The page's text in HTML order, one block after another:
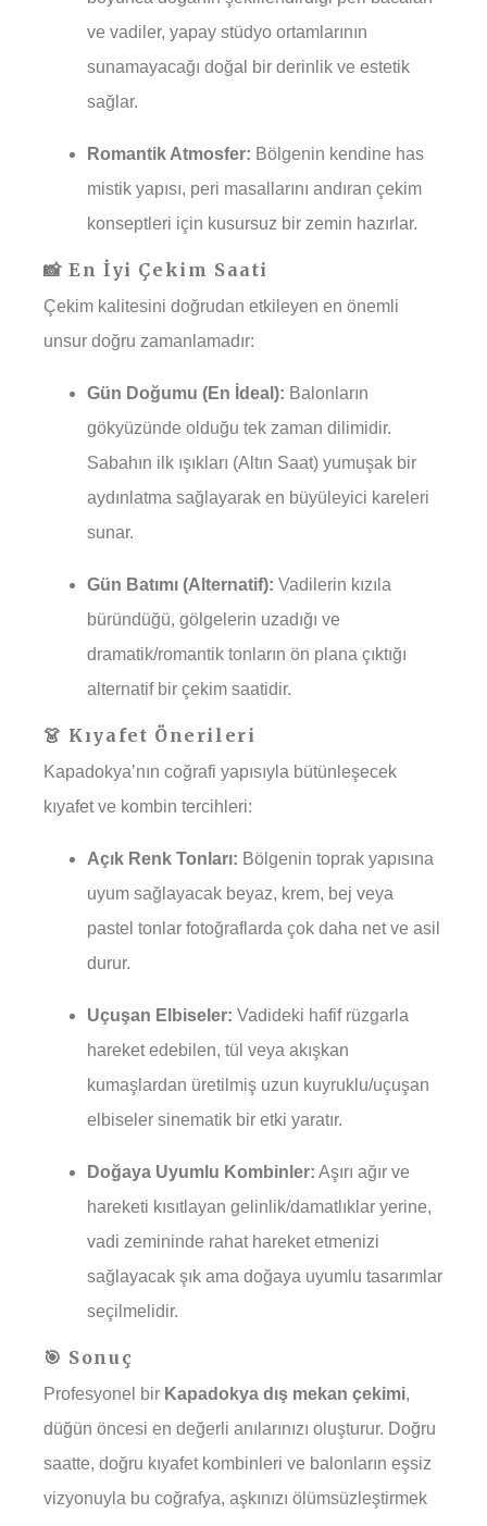
ve vadiler, yapay stüdyo ortamlarının
sunamayacağı doğal bir derinlik ve estetik
sağlar.
Romantik Atmosfer: Bölgenin kendine has
mistik yapısı, peri masallarını andıran çekim
konseptleri için kusursuz bir zemin hazırlar.
📸 En İyi Çekim Saati
Çekim kalitesini doğrudan etkileyen en önemli
unsur doğru zamanlamadır:
Gün Doğumu (En İdeal): Balonların
gökyüzünde olduğu tek zaman dilimidir.
Sabahın ilk ışıkları (Altın Saat) yumuşak bir
aydınlatma sağlayarak en büyüleyici kareleri
sunar.
Gün Batımı (Alternatif): Vadilerin kızıla
büründüğü, gölgelerin uzadığı ve
dramatik/romantik tonların ön plana çıktığı
alternatif bir çekim saatidir.
👗 Kıyafet Önerileri
Kapadokya’nın coğrafi yapısıyla bütünleşecek
kıyafet ve kombin tercihleri:
Açık Renk Tonları: Bölgenin toprak yapısına
uyum sağlayacak beyaz, krem, bej veya
pastel tonlar fotoğraflarda çok daha net ve asil
durur.
Uçuşan Elbiseler: Vadideki hafif rüzgarla
hareket edebilen, tül veya akışkan
kumaşlardan üretilmiş uzun kuyruklu/uçuşan
elbiseler sinematik bir etki yaratır.
Doğaya Uyumlu Kombinler: Aşırı ağır ve
hareketi kısıtlayan gelinlik/damatlıklar yerine,
vadi zemininde rahat hareket etmenizi
sağlayacak şık ama doğaya uyumlu tasarımlar
seçilmelidir.
🎯 Sonuç
Profesyonel bir Kapadokya dış mekan çekimi,
düğün öncesi en değerli anılarınızı oluşturur. Doğru
saatte, doğru kıyafet kombinleri ve balonların eşsiz
vizyonuyla bu coğrafya, aşkınızı ölümsüzleştirmek